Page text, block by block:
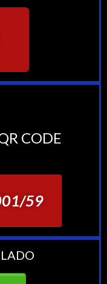
CODE
59